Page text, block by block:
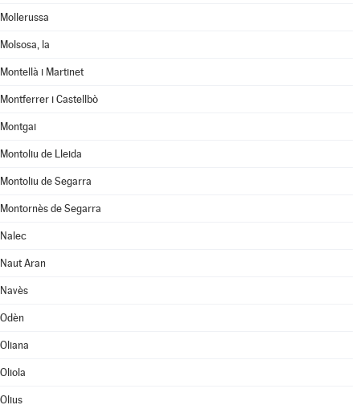
Mollerussa
Molsosa, la
Montellà i Martinet
Montferrer i Castellbò
Montgai
Montoliu de Lleida
Montoliu de Segarra
Montornès de Segarra
Nalec
Naut Aran
Navès
Odèn
Oliana
Oliola
Olius